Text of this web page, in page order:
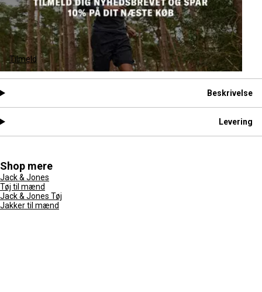
Tilmeld
Beskrivelse
Levering
Shop mere
Jack & Jones
Tøj til mænd
Jack & Jones Tøj
Jakker til mænd